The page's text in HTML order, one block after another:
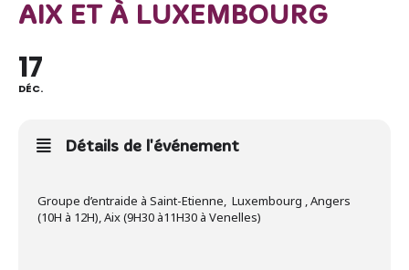
AIX ET À LUXEMBOURG
17
DÉC.
Détails de l'événement
Groupe d’entraide à Saint-Etienne, Luxembourg , Angers
(10H à 12H), Aix (9H30 à11H30 à Venelles)